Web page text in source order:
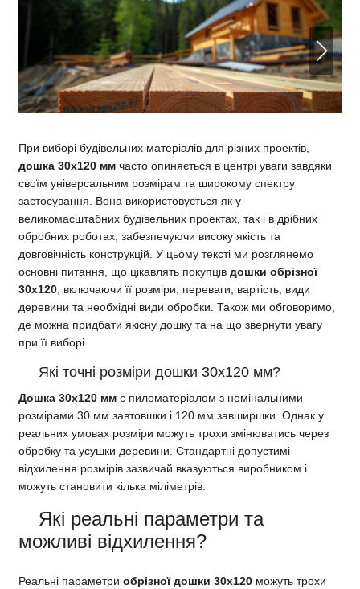
При виборі будівельних матеріалів для різних проектів,
дошка 30х120 мм часто опиняється в центрі уваги завдяки
своїм універсальним розмірам та широкому спектру
застосування. Вона використовується як у
великомасштабних будівельних проектах, так і в дрібних
обробних роботах, забезпечуючи високу якість та
довговічність конструкцій. У цьому тексті ми розглянемо
основні питання, що цікавлять покупців дошки обрізної
30х120, включаючи її розміри, переваги, вартість, види
деревини та необхідні види обробки. Також ми обговоримо,
де можна придбати якісну дошку та на що звернути увагу
при її виборі.
Які точні розміри дошки 30х120 мм?
Дошка 30х120 мм є пиломатеріалом з номінальними
розмірами 30 мм завтовшки і 120 мм завширшки. Однак у
реальних умовах розміри можуть трохи змінюватись через
обробку та усушки деревини. Стандартні допустимі
відхилення розмірів зазвичай вказуються виробником і
можуть становити кілька міліметрів.
Які реальні параметри та
можливі відхилення?
Реальні параметри обрізної дошки 30х120 можуть трохи